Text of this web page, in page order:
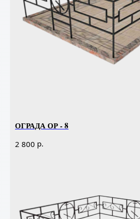
ОГРАДА ОР - 8
2 800 р.